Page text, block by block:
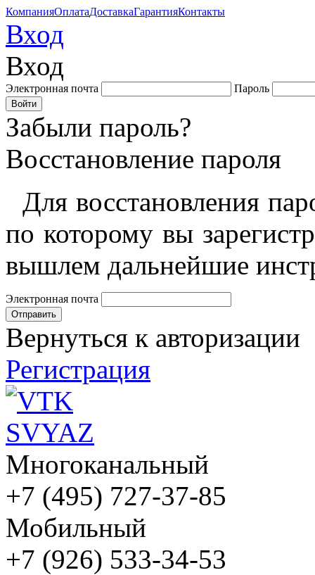
КомпанияОплатаДоставкаГарантияКонтакты
Вход
Вход
Электронная почта Пароль
Забыли пароль?
Восстановление пароля
Для восстановления
по которому вы
вышлем дальнейшие
Электронная почта
Вернуться к авторизации
Регистрация
Многоканальный
+7 (495) 727-37-85
Мобильный
+7 (926) 533-34-53